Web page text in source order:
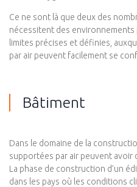
Ce ne sont là que deux des
nécessitent des
limites précises et définies,
par air peuvent facilement se
Bâtiment
Dans le domaine de la
supportées par air peuvent avoir
La phase de construction d’un
dans les pays où les conditions